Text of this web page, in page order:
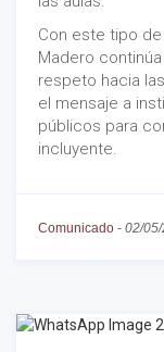
Con este tipo
Madero
respeto hacia
el mensaje a
públicos para
incluyente.
Comunicado - 02/